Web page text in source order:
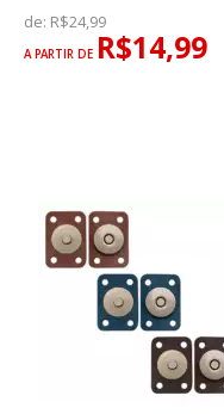
de: R$24,99
A PARTIR DE R$14,99